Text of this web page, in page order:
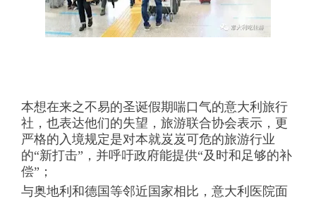
本想在来之不易的圣诞假期喘口气的意大利旅行
社，也表达他们的失望，旅游联合协会表示，更
严格的入境规定是对本就岌岌可危的旅游行业
的“新打击”，并呼吁政府能提供“及时和足够的补
偿”；
与奥地利和德国等邻近国家相比，意大利医院面